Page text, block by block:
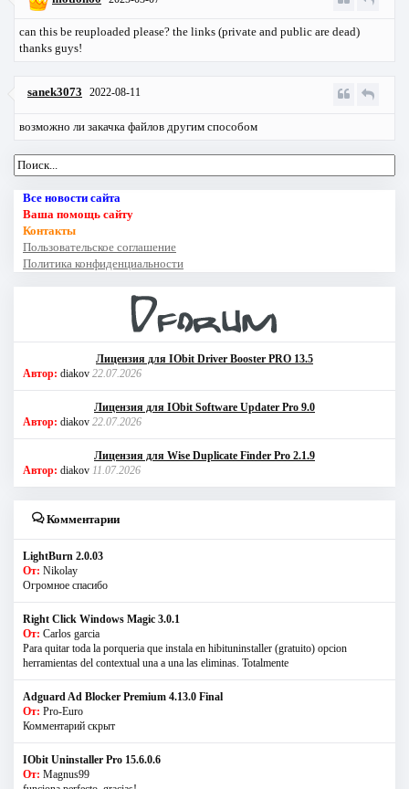
can this be reuploaded please? the links (private and public are dead)
thanks guys!
sanek3073 2022-08-11
возможно ли закачка файлов другим способом
Все новости сайта
Ваша помощь сайту
Контакты
Пользовательское соглашение
Политика конфиденциальности
Лицензия для IObit Driver Booster PRO 13.5
Автор: diakov 22.07.2026
Лицензия для IObit Software Updater Pro 9.0
Автор: diakov 22.07.2026
Лицензия для Wise Duplicate Finder Pro 2.1.9
Автор: diakov 11.07.2026
Комментарии
LightBurn 2.0.03
От: Nikolay
Огромное спасибо
Right Click Windows Magic 3.0.1
От: Carlos garcia
Para quitar toda la porqueria que instala en hibituninstaller (gratuito) opcion
herramientas del contextual una a una las eliminas. Totalmente
Adguard Ad Blocker Premium 4.13.0 Final
От: Pro-Euro
Комментарий скрыт
IObit Uninstaller Pro 15.6.0.6
От: Magnus99